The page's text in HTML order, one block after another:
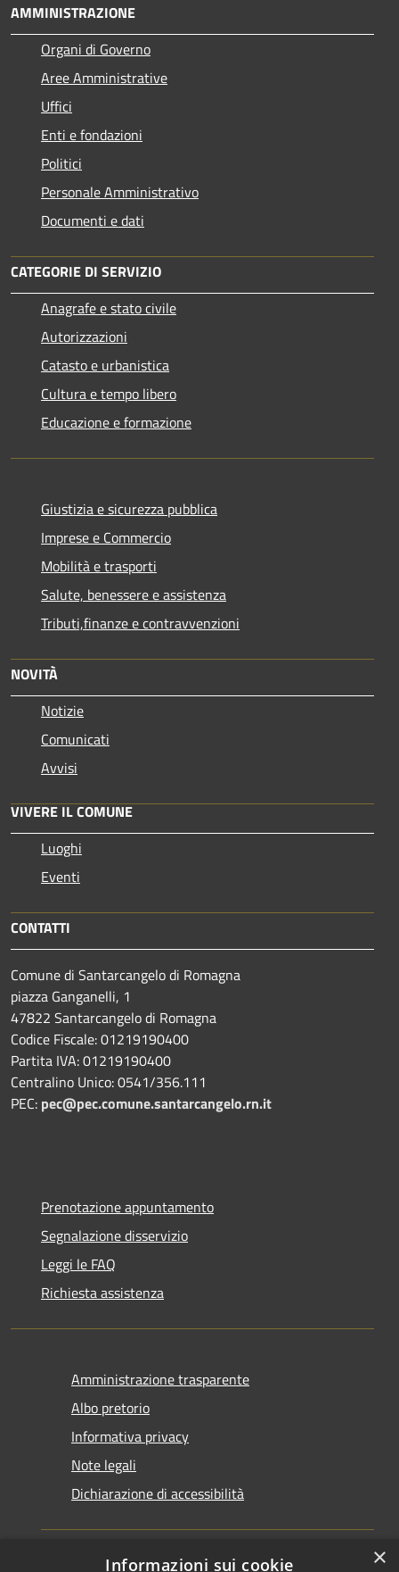
AMMINISTRAZIONE
Organi di Governo
Aree Amministrative
Uffici
Enti e fondazioni
Politici
Personale Amministrativo
Documenti e dati
CATEGORIE DI SERVIZIO
Anagrafe e stato civile
Autorizzazioni
Catasto e urbanistica
Cultura e tempo libero
Educazione e formazione
Giustizia e sicurezza pubblica
Imprese e Commercio
Mobilità e trasporti
Salute, benessere e assistenza
Tributi,finanze e contravvenzioni
NOVITÀ
Notizie
Comunicati
Avvisi
VIVERE IL COMUNE
Luoghi
Eventi
CONTATTI
Comune di Santarcangelo di Romagna
piazza Ganganelli, 1
47822 Santarcangelo di Romagna
Codice Fiscale: 01219190400
Partita IVA: 01219190400
Centralino Unico: 0541/356.111
PEC: pec@pec.comune.santarcangelo.rn.it
Prenotazione appuntamento
Segnalazione disservizio
Leggi le FAQ
Richiesta assistenza
Amministrazione trasparente
Albo pretorio
Informativa privacy
Note legali
Dichiarazione di accessibilità
×
Informazioni sui cookie